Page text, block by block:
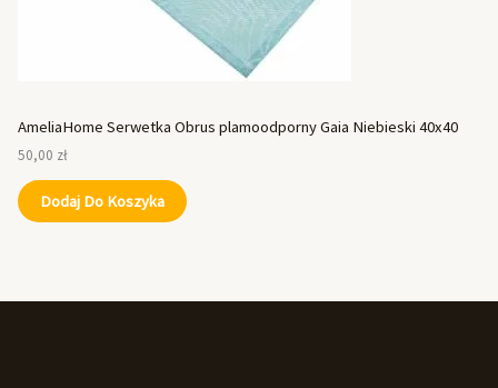
AmeliaHome Serwetka Obrus plamoodporny Gaia Niebieski 40x40
50,00 zł
Dodaj Do Koszyka